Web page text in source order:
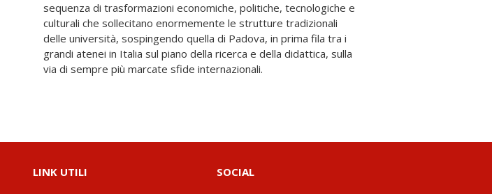
via di sempre più marcate sfide internazionali.
LINK UTILI SOCIAL